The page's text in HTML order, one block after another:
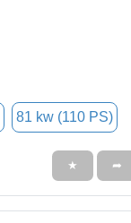
81 kw (110 PS)
★ ➦